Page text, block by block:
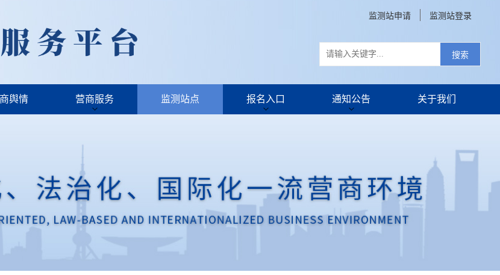
搜索
监测站申请 监测站登录
舆情 营商服务 监测站点 报名入口 通知公告 关于我们